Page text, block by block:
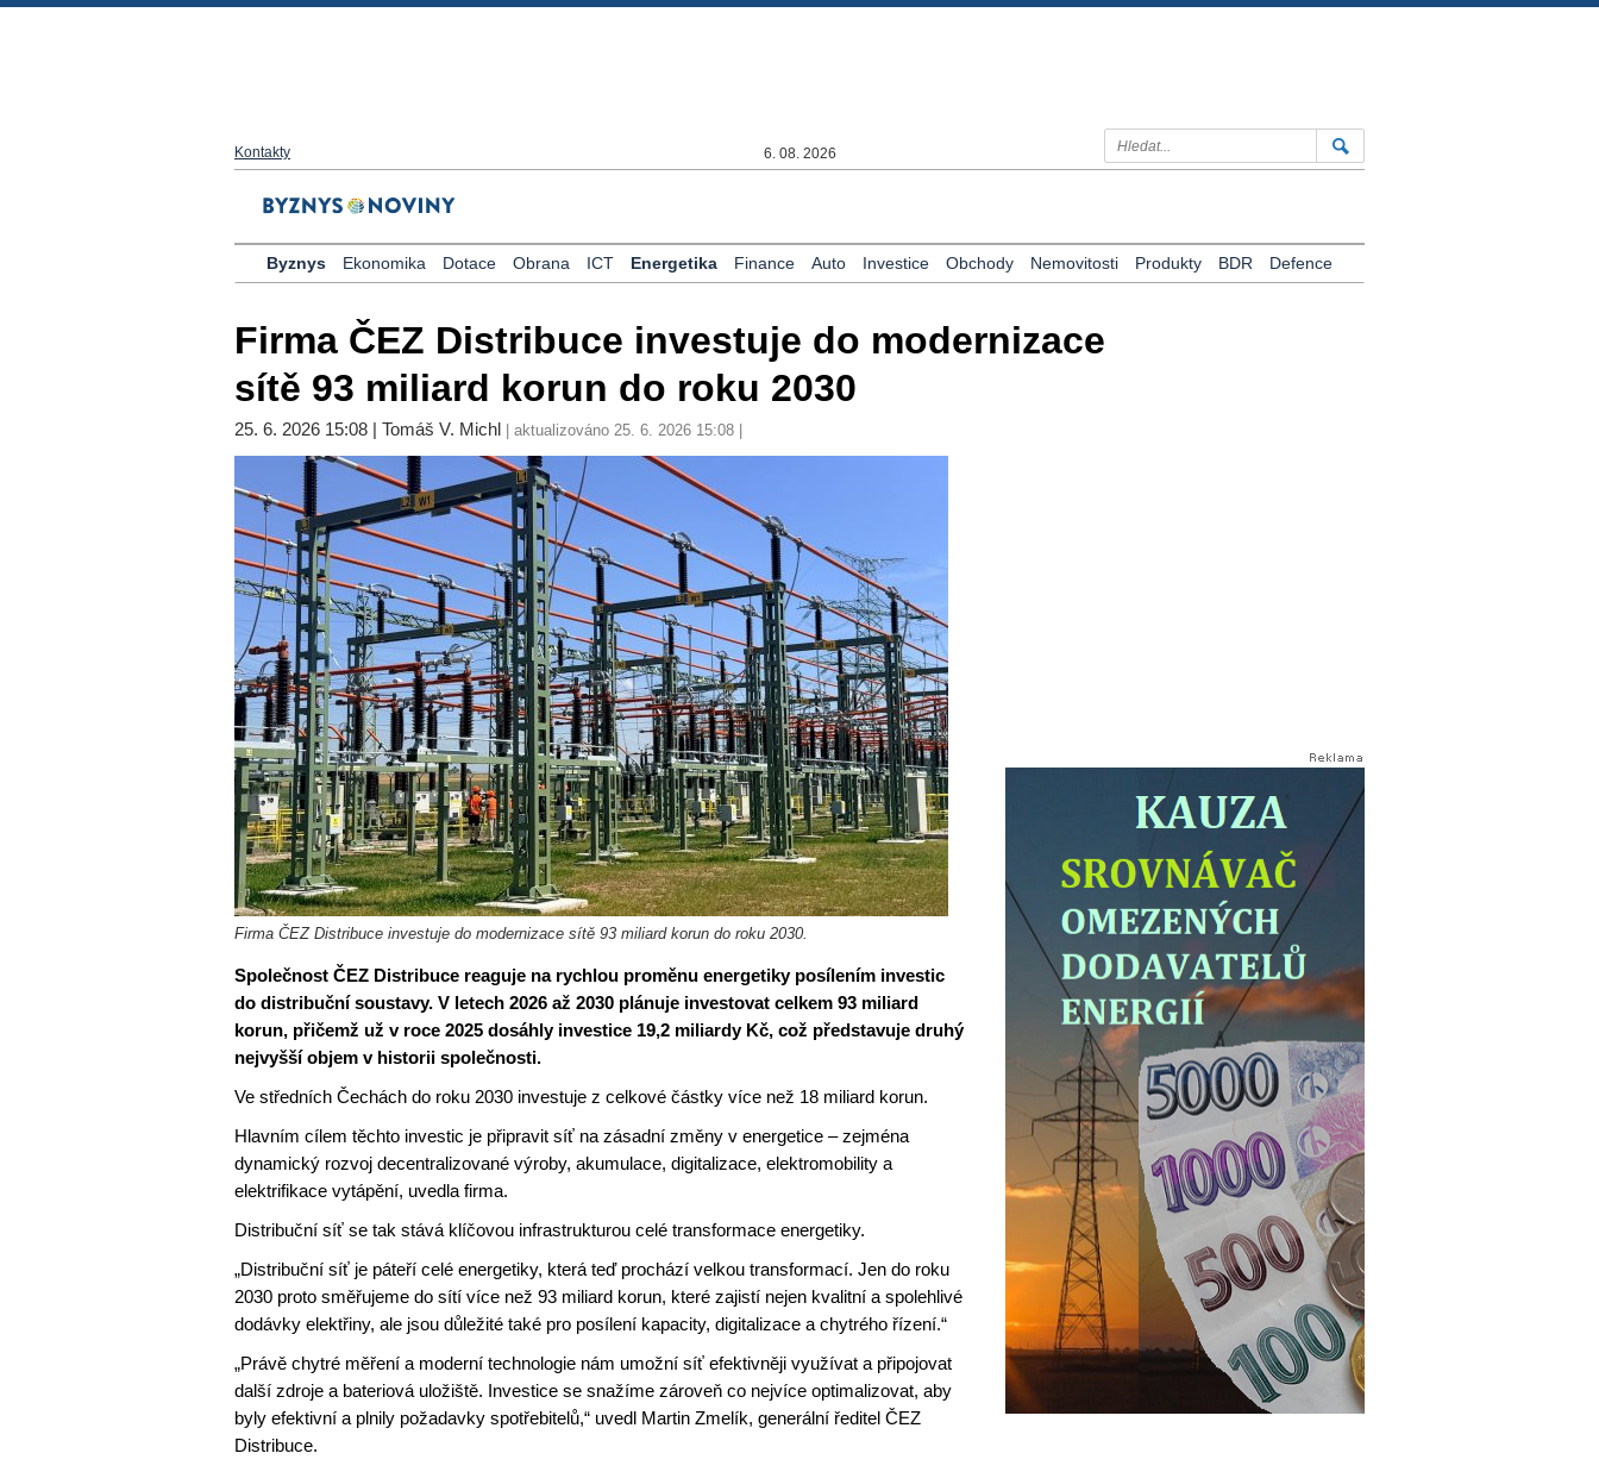
Kontakty 6. 08. 2026
Byznys Ekonomika Dotace Obrana ICT Energetika Finance Auto Investice Obchody Nemovitosti Produkty BDR Defence
Firma ČEZ Distribuce investuje do modernizace
sítě 93 miliard korun do roku 2030
25. 6. 2026 15:08 | Tomáš V. Michl | aktualizováno 25. 6. 2026 15:08 |
Firma ČEZ Distribuce investuje do modernizace sítě 93 miliard korun do roku 2030.
Společnost ČEZ Distribuce reaguje na rychlou proměnu energetiky posílením investic
do distribuční soustavy. V letech 2026 až 2030 plánuje investovat celkem 93 miliard
korun, přičemž už v roce 2025 dosáhly investice 19,2 miliardy Kč, což představuje druhý
nejvyšší objem v historii společnosti.
Ve středních Čechách do roku 2030 investuje z celkové částky více než 18 miliard korun.
Hlavním cílem těchto investic je připravit síť na zásadní změny v energetice – zejména
dynamický rozvoj decentralizované výroby, akumulace, digitalizace, elektromobility a
elektrifikace vytápění, uvedla firma.
Distribuční síť se tak stává klíčovou infrastrukturou celé transformace energetiky.
„Distribuční síť je páteří celé energetiky, která teď prochází velkou transformací. Jen do roku
2030 proto směřujeme do sítí více než 93 miliard korun, které zajistí nejen kvalitní a spolehlivé
dodávky elektřiny, ale jsou důležité také pro posílení kapacity, digitalizace a chytrého řízení.“
„Právě chytré měření a moderní technologie nám umožní síť efektivněji využívat a připojovat
další zdroje a bateriová uložiště. Investice se snažíme zároveň co nejvíce optimalizovat, aby
byly efektivní a plnily požadavky spotřebitelů,“ uvedl Martin Zmelík, generální ředitel ČEZ
Distribuce.